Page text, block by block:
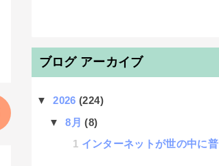
ブログ アーカイブ
▼2026(224)
▼8月(8)
インターネットが世の中に普及するほど増える情報弱者の話